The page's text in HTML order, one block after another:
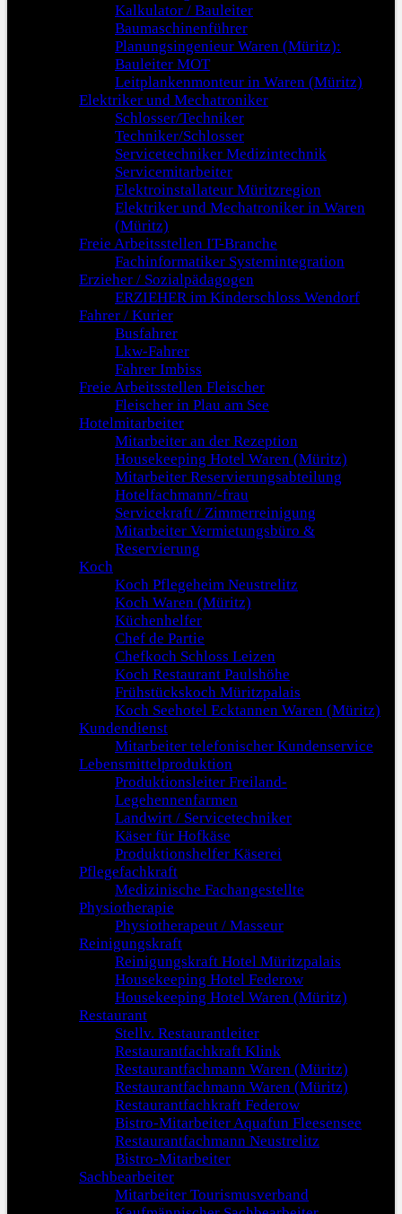
Kalkulator / Bauleiter
Baumaschinenführer
Planungsingenieur Waren (Müritz):
Bauleiter MOT
Leitplankenmonteur in Waren (Müritz)
Elektriker und Mechatroniker
Schlosser/Techniker
Techniker/Schlosser
Servicetechniker Medizintechnik
Servicemitarbeiter
Elektroinstallateur Müritzregion
Elektriker und Mechatroniker in Waren
(Müritz)
Freie Arbeitsstellen IT-Branche
Fachinformatiker Systemintegration
Erzieher / Sozialpädagogen
ERZIEHER im Kinderschloss Wendorf
Fahrer / Kurier
Busfahrer
Lkw-Fahrer
Fahrer Imbiss
Freie Arbeitsstellen Fleischer
Fleischer in Plau am See
Hotelmitarbeiter
Mitarbeiter an der Rezeption
Housekeeping Hotel Waren (Müritz)
Mitarbeiter Reservierungsabteilung
Hotelfachmann/-frau
Servicekraft / Zimmerreinigung
Mitarbeiter Vermietungsbüro &
Reservierung
Koch
Koch Pflegeheim Neustrelitz
Koch Waren (Müritz)
Küchenhelfer
Chef de Partie
Chefkoch Schloss Leizen
Koch Restaurant Paulshöhe
Frühstückskoch Müritzpalais
Koch Seehotel Ecktannen Waren (Müritz)
Kundendienst
Mitarbeiter telefonischer Kundenservice
Lebensmittelproduktion
Produktionsleiter Freiland-
Legehennenfarmen
Landwirt / Servicetechniker
Käser für Hofkäse
Produktionshelfer Käserei
Pflegefachkraft
Medizinische Fachangestellte
Physiotherapie
Physiotherapeut / Masseur
Reinigungskraft
Reinigungskraft Hotel Müritzpalais
Housekeeping Hotel Federow
Housekeeping Hotel Waren (Müritz)
Restaurant
Stellv. Restaurantleiter
Restaurantfachkraft Klink
Restaurantfachmann Waren (Müritz)
Restaurantfachmann Waren (Müritz)
Restaurantfachkraft Federow
Bistro-Mitarbeiter Aquafun Fleesensee
Restaurantfachmann Neustrelitz
Bistro-Mitarbeiter
Sachbearbeiter
Mitarbeiter Tourismusverband